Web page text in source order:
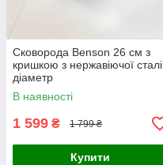
Сковорода Benson 26 см з
кришкою з нержавіючої сталі
діаметр
В наявності
1 599 ₴ 1 799 ₴
Купити